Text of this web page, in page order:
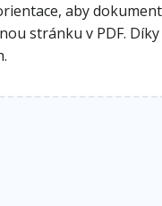
aby
stránku v PDF.